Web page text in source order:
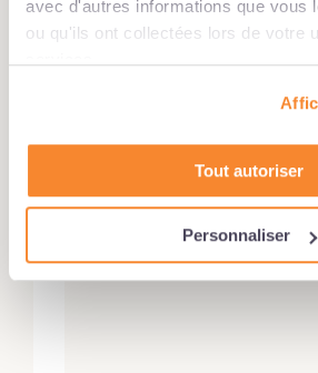
avec d'autres informations que vous
ou qu'ils ont collectées lors de votre
Tout autoriser
Personnaliser
é
n
C
o
Choix du cabinet*